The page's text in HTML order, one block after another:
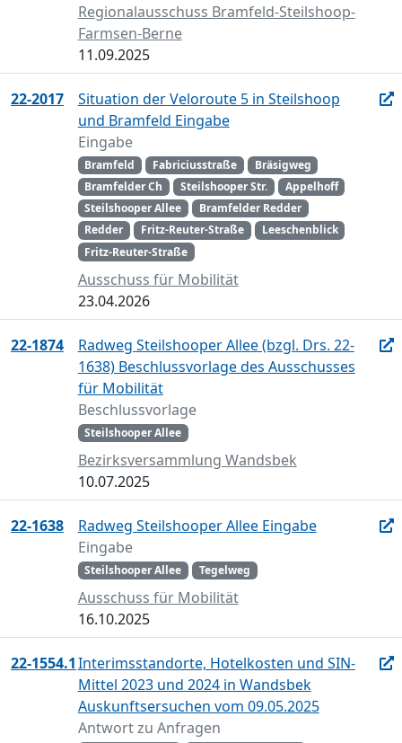
Regionalausschuss Bramfeld-Steilshoop-
Farmsen-Berne
11.09.2025
22-2017
Situation der Veloroute 5 in Steilshoop
und Bramfeld Eingabe
Eingabe
Bramfeld Fabriciusstraße
Bräsigweg
Bramfelder Ch
Steilshooper Str.
Appelhoff
Steilshooper Allee
Bramfelder Redder
Redder
Fritz-Reuter-Straße
Leeschenblick
Fritz-Reuter-Straße
Ausschuss für Mobilität
23.04.2026
22-1874
Radweg Steilshooper Allee (bzgl. Drs. 22-
1638) Beschlussvorlage des Ausschusses
für Mobilität
Beschlussvorlage
Steilshooper Allee
Bezirksversammlung Wandsbek
10.07.2025
22-1638
Radweg Steilshooper Allee Eingabe
Eingabe
Steilshooper Allee Tegelweg
Ausschuss für Mobilität
16.10.2025
22-1554.1Interimsstandorte, Hotelkosten und SIN-
Mittel 2023 und 2024 in Wandsbek
Auskunftsersuchen vom 09.05.2025
Antwort zu Anfragen